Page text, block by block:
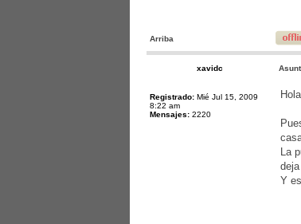
Arriba
xavidc
Registrado: Mié Jul 15, 2009
8:22 am
Mensajes: 2220
La
Y